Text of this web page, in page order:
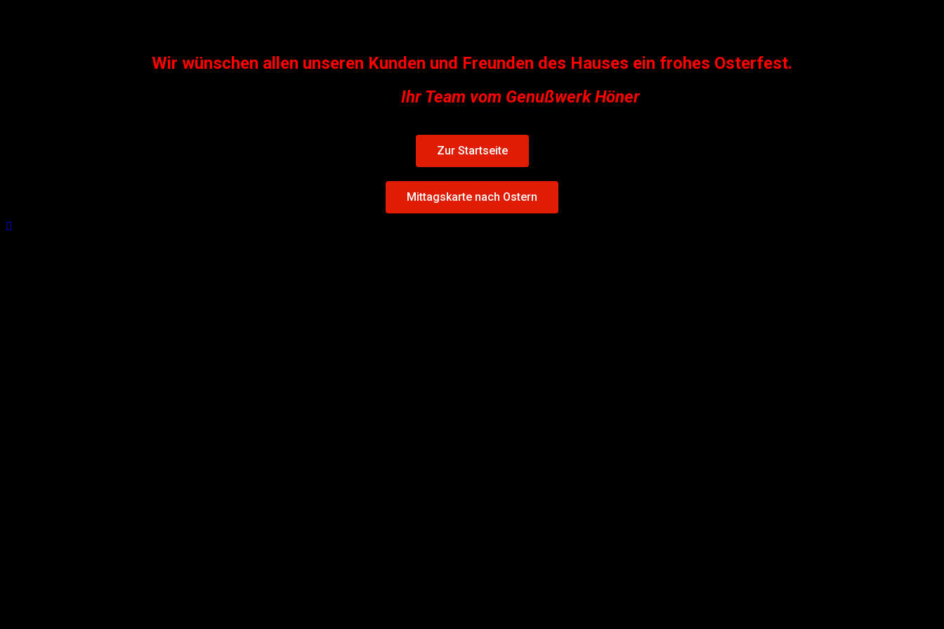
Wir wünschen allen unseren Kunden und Freunden des Hauses ein frohes Osterfest.
Ihr Team vom Genußwerk Höner
Zur Startseite
Mittagskarte nach Ostern